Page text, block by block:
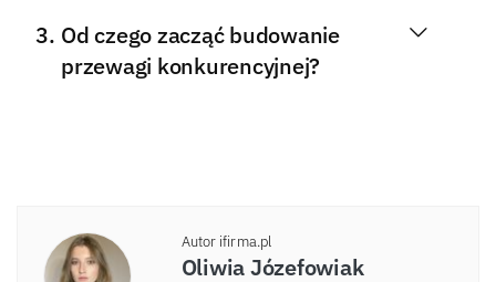
Od czego zacząć budowanie
przewagi konkurencyjnej?
Autor ifirma.pl
Oliwia Józefowiak